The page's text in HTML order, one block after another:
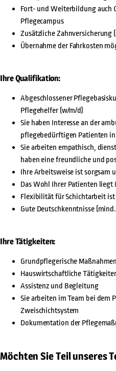
Fort- und Weiterbildung auch
Pflegecampus
Zusätzliche Zahnversicherung
Übernahme der Fahrkosten
Ihre Qualifikation:
Abgeschlossener
Pflegehelfer (w/m/d)
Sie haben Interesse an der
pflegebedürftigen Patienten in
Sie arbeiten empathisch,
haben eine freundliche und
Ihre Arbeitsweise ist sorgsam
Das Wohl Ihrer Patienten liegt
Flexibilität für Schichtarbeit
Gute Deutschkenntnisse
Ihre Tätigkeiten:
Grundpflegerische Maßnahmen
Hauswirtschaftliche
Assistenz und Begleitung
Sie arbeiten im Team bei dem
Zweischichtsystem
Dokumentation der
Möchten Sie Teil unseres